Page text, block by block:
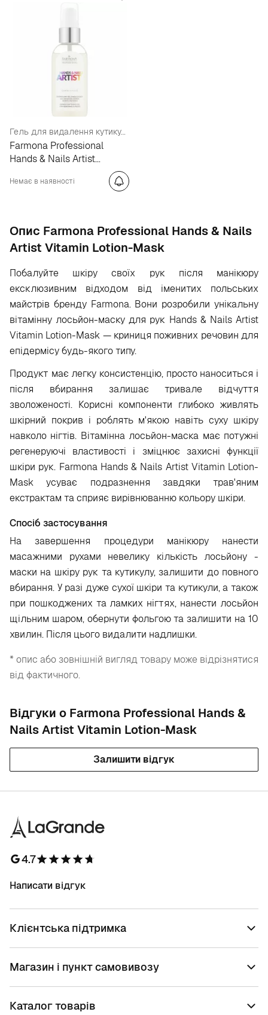
Гель для видалення кутикули
Farmona Professional
Hands & Nails Artist
Removing Cuticles Express
Softening Gel
Немає в наявності
Опис Farmona Professional Hands & Nails
Artist Vitamin Lotion-Mask
Побалуйте шкіру своїх рук після манікюру
ексклюзивним відходом від іменитих польських
майстрів бренду Farmona. Вони розробили унікальну
вітамінну лосьйон-маску для рук Hands & Nails Artist
Vitamin Lotion-Mask — криниця поживних речовин для
епідермісу будь-якого типу.
Продукт має легку консистенцію, просто наноситься і
після вбирання залишає тривале відчуття
зволоженості. Корисні компоненти глибоко живлять
шкірний покрив і роблять м'якою навіть суху шкіру
навколо нігтів. Вітамінна лосьйон-маска має потужні
регенеруючі властивості і зміцнює захисні функції
шкіри рук. Farmona Hands & Nails Artist Vitamin Lotion-
Mask усуває подразнення завдяки трав'яним
екстрактам та сприяє вирівнюванню кольору шкіри.
Спосіб застосування
На завершення процедури манікюру нанести
масажними рухами невелику кількість лосьйону -
маски на шкіру рук та кутикулу, залишити до повного
вбирання. У разі дуже сухої шкіри та кутикули, а також
при пошкоджених та ламких нігтях, нанести лосьйон
щільним шаром, обернути фольгою та залишити на 10
хвилин. Після цього видалити надлишки.
* опис або зовнішній вигляд товару може відрізнятися
від фактичного.
Відгуки о Farmona Professional Hands &
Nails Artist Vitamin Lotion-Mask
Залишити відгук
4.7
Написати відгук
Клієнтська підтримка
Магазин і пункт самовивозу
Каталог товарів